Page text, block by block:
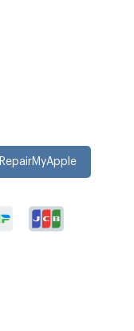
RepairMyApple